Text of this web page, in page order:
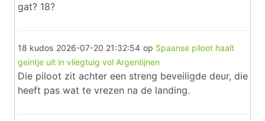
gat? 18?
18 kudos 2026-07-20 21:32:54 op Spaanse piloot haalt
geintje uit in vliegtuig vol Argentijnen
Die piloot zit achter een streng beveiligde deur, die
heeft pas wat te vrezen na de landing.